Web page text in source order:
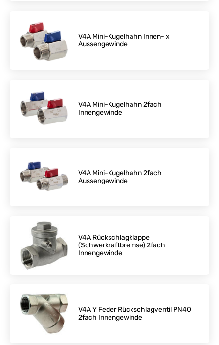
V4A Mini-Kugelhahn Innen- x
Aussengewinde
V4A Mini-Kugelhahn 2fach
Innengewinde
V4A Mini-Kugelhahn 2fach
Aussengewinde
V4A Rückschlagklappe
(Schwerkraftbremse) 2fach
Innengewinde
V4A Y Feder Rückschlagventil PN40
2fach Innengewinde